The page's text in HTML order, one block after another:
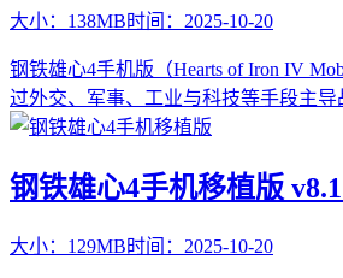
大小： 138MB时间： 2025-10-20
钢铁雄心4手机版（Hearts of Iron IV
过外交、军事、工业与科技等手段主
钢铁雄心4手机移植版
大小： 129MB时间： 2025-10-20